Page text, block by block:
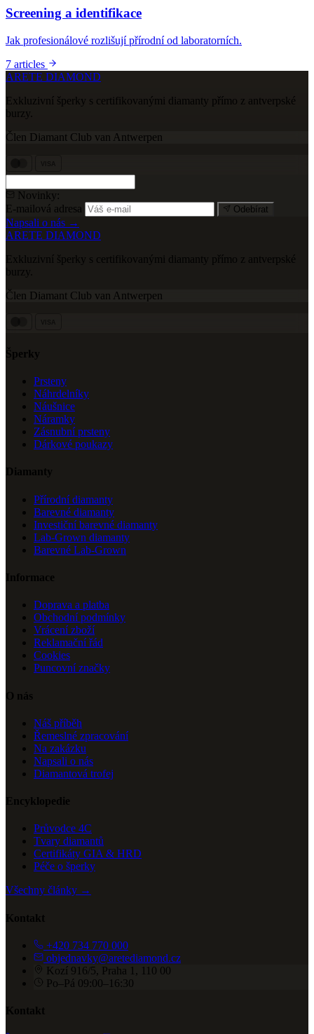
Screening a identifikace
Jak profesionálové rozlišují přírodní od laboratorních.
7 articles
ARETE DIAMOND
Exkluzivní šperky s certifikovanými diamanty přímo z antverpské
burzy.
Člen Diamant Club van Antwerpen
Novinky:
E-mailová adresa
Odebírat
Napsali o nás →
ARETE DIAMOND
Exkluzivní šperky s certifikovanými diamanty přímo z antverpské
burzy.
Člen Diamant Club van Antwerpen
Šperky
Prsteny
Náhrdelníky
Náušnice
Náramky
Zásnubní prsteny
Dárkové poukazy
Diamanty
Přírodní diamanty
Barevné diamanty
Investiční barevné diamanty
Lab-Grown diamanty
Barevné Lab-Grown
Informace
Doprava a platba
Obchodní podmínky
Vrácení zboží
Reklamační řád
Cookies
Puncovní značky
O nás
Náš příběh
Řemeslné zpracování
Na zakázku
Napsali o nás
Diamantová trofej
Encyklopedie
Průvodce 4C
Tvary diamantů
Certifikáty GIA & HRD
Péče o šperky
Všechny články →
Kontakt
+420 734 770 000
objednavky@aretediamond.cz
Kozí 916/5, Praha 1, 110 00
Po–Pá 09:00–16:30
Kontakt